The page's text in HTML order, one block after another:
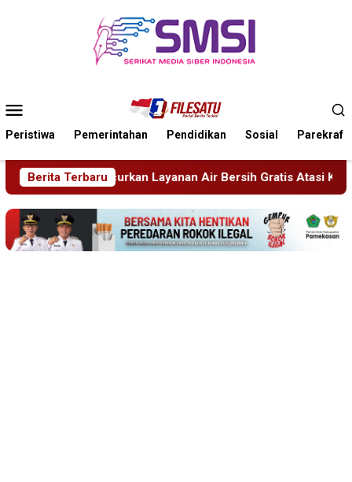
Mobile
Peristiwa Pemerintahan Pendidikan Sosial Parekraf
Berita Terbaru
Bersih Gratis Atasi Krisis Kemarau Sidang Tipiring,